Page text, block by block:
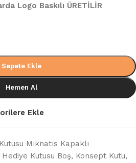
Logo Baskılı ÜRETİLİR
Sepete Ekle
Hemen Al
Ekle
Mıknatıs Kapaklı
Hediye Kutusu Boş, Konsept Kutu,